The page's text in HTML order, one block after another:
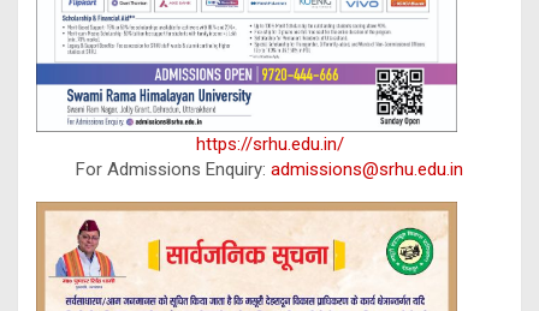
https://srhu.edu.in/
For Admissions Enquiry: admissions@srhu.edu.in